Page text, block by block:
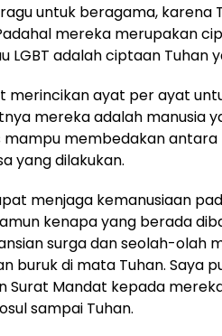
untuk beragama, karena
mereka merupakan
adalah ciptaan Tuhan
merincikan ayat per ayat
mereka adalah manusia
mampu membedakan antara
yang dilakukan.
menjaga kemanusiaan
kenapa yang berada
surga dan seolah-olah
buruk di mata Tuhan. Saya
Surat Mandat kepada
sampai Tuhan.